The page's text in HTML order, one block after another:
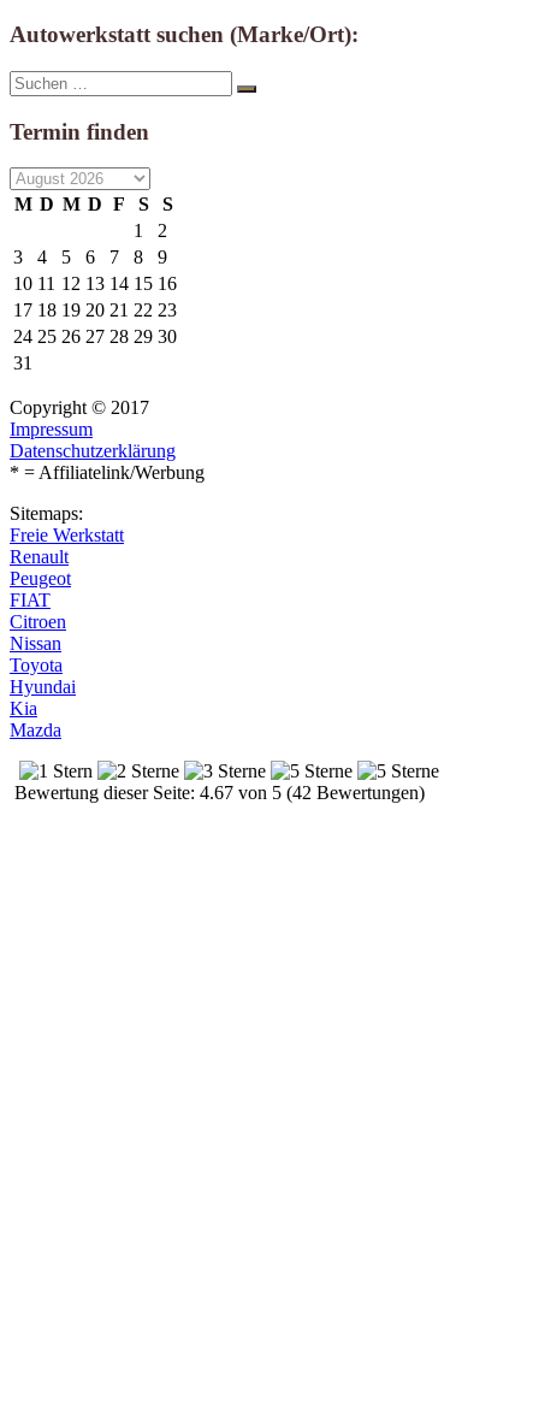
Autowerkstatt suchen (Marke/Ort):
Suche
nach:
Suchen
Termin finden
M D M D F S
S
1
2
3
4 5 6 7 8
9
10 11 12 13 14 15 16
17 18 19 20 21 22 23
24 25 26 27 28 29 30
31
Copyright © 2017
Impressum
Datenschutzerklärung
* = Affiliatelink/Werbung
Sitemaps:
Freie Werkstatt
Renault
Peugeot
FIAT
Citroen
Nissan
Toyota
Hyundai
Kia
Mazda
Bewertung dieser Seite: 4.67 von 5 (42 Bewertungen)